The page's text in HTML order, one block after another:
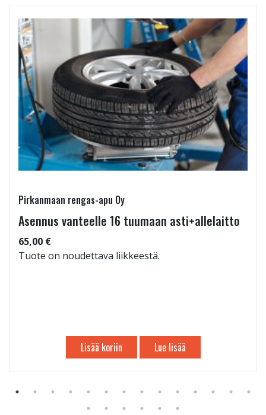
Pirkanmaan rengas-apu Oy
Asennus vanteelle 16 tuumaan asti+allelaitto
65,00 €
Tuote on noudettava liikkeestä.
Lisää koriin Lue lisää